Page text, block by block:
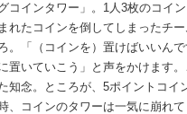
コインタワー」。1人3枚のコイ
れたコインを倒してしまったチ
。「（コインを）置けばいいん
置いていこう」と声をかけます
知念。ところが、5ポイントコイ
、コインのタワーは一気に崩れ